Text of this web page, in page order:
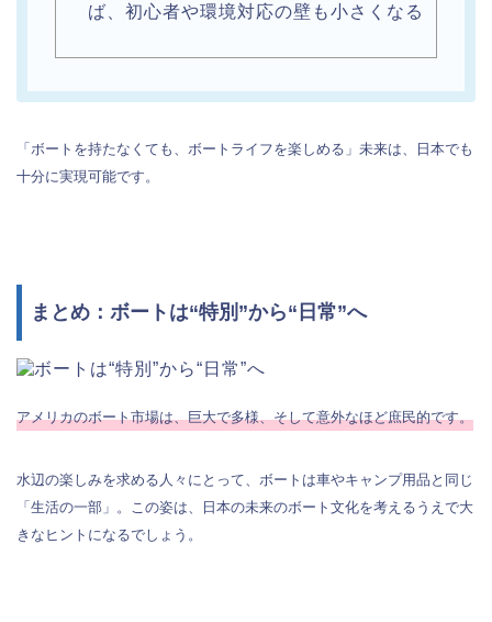
ば、初心者や環境対応の壁も小さくなる
「ボートを持たなくても、ボートライフを楽しめる」未来は、日本でも
十分に実現可能です。
まとめ：ボートは“特別”から“日常”へ
アメリカのボート市場は、巨大で多様、そして意外なほど庶民的です。
水辺の楽しみを求める人々にとって、ボートは車やキャンプ用品と同じ
「生活の一部」。この姿は、日本の未来のボート文化を考えるうえで大
きなヒントになるでしょう。